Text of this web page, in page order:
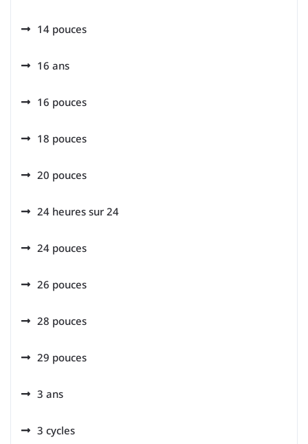
14 pouces
16 ans
16 pouces
18 pouces
20 pouces
24 heures sur 24
24 pouces
26 pouces
28 pouces
29 pouces
3 ans
3 cycles